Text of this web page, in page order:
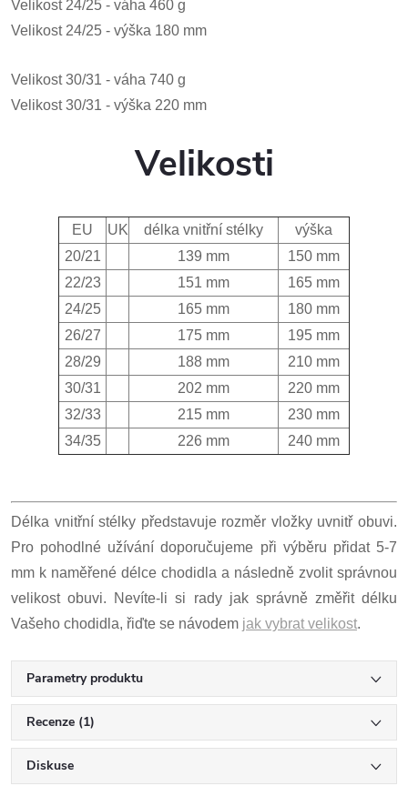
Velikost 24/25 - váha 460 g
Velikost 24/25 - výška 180 mm
Velikost 30/31 - váha 740 g
Velikost 30/31 - výška 220 mm
Velikosti
EU UK délka vnitřní stélky
výška
20/21
139 mm
150 mm
22/23
151 mm
165 mm
24/25
165 mm
180 mm
26/27
175 mm
195 mm
28/29
188 mm
210 mm
30/31
202 mm
220 mm
32/33
215 mm
230 mm
34/35
226 mm 240 mm
Délka vnitřní stélky představuje rozměr vložky uvnitř obuvi.
Pro pohodlné užívání doporučujeme při výběru přidat 5-7
mm k naměřené délce chodidla a následně zvolit správnou
velikost obuvi. Nevíte-li si rady jak správně změřit délku
Vašeho chodidla, řiďte se návodem jak vybrat velikost.
Parametry produktu
Recenze (1)
Diskuse